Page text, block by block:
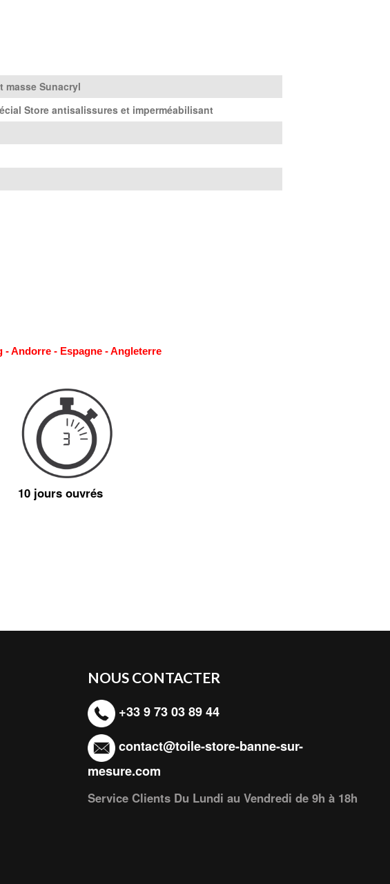
masse Sunacryl
Store antisalissures et imperméabilisant
Andorre - Espagne - Angleterre
10 jours ouvrés
NOUS CONTACTER
+33 9 73 03 89 44
contact@toile-store-banne-sur-
mesure.com
Service Clients Du Lundi au Vendredi de 9h à 18h